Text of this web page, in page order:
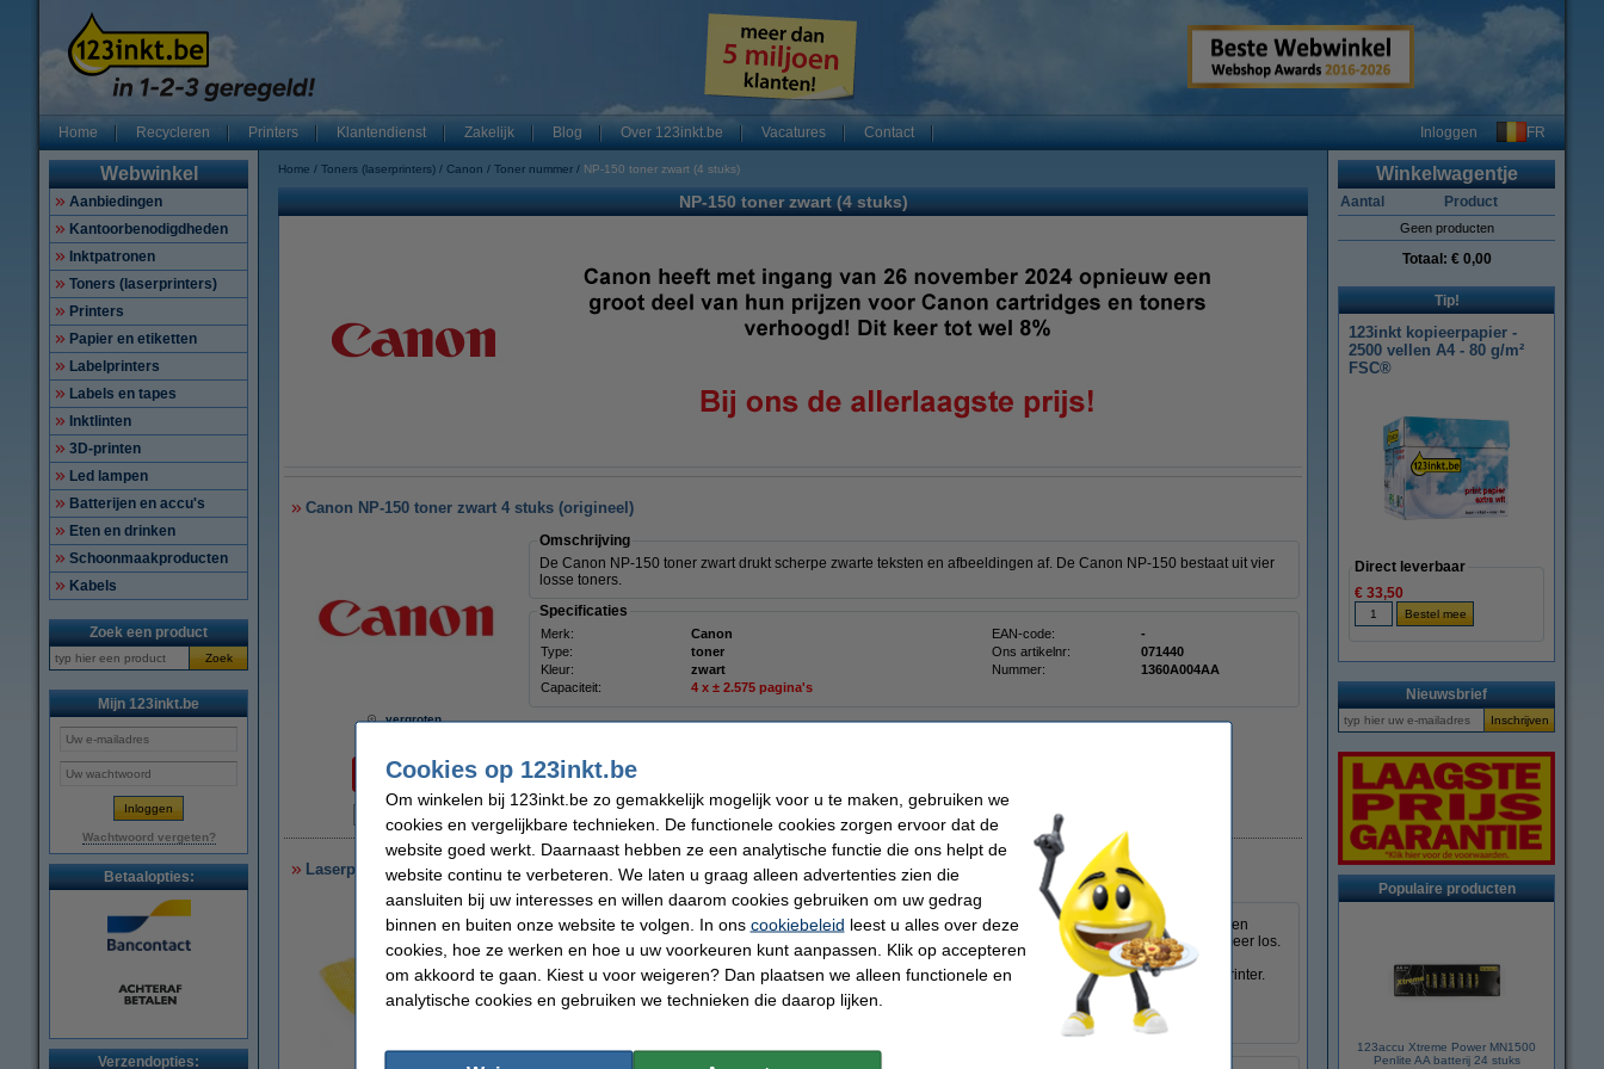
Home Recycleren Printers Klantendienst Zakelijk Blog Over 123inkt.be Vacatures Contact Inloggen FR
Webwinkel
Aanbiedingen
Kantoorbenodigdheden
Inktpatronen
Toners (laserprinters)
Printers
Papier en etiketten
Labelprinters
Labels en tapes
Inktlinten
3D-printen
Led lampen
Batterijen en accu's
Eten en drinken
Schoonmaakproducten
Kabels
Zoek een product
Zoek
Mijn 123inkt.be
Wachtwoord vergeten?
Betaalopties:
Verzendopties:
Home Toners (laserprinters) Canon Toner nummer NP-150 toner zwart (4 stuks)
NP-150 toner zwart (4 stuks)
Canon NP-150 toner zwart 4 stuks (origineel)
vergroten
Omschrijving
De Canon NP-150 toner zwart drukt scherpe zwarte teksten en afbeeldingen af. De Canon NP-150 bestaat uit vier
losse toners.
Specificaties
Merk: Canon EAN-code:
-
Type:
toner Ons artikelnr:
071440
Kleur:
zwart Nummer:
1360A004AA
Capaciteit:
4 x ± 2.575 pagina's
€ 0,027
Laserprinter reinigingsdoek
Omschrijving
Deze tonerdoek trekt tonerpoeder als een magneet aan en houdt het in de vezels vast. In tegenstelling tot een
gewone stofdoek, die het poeder alleen verspreidt of zelfs doet opwaaien, laat deze doek het poeder niet meer los.
Zelfs de kleinste tonerdeeltjes blijven plakken. Voorkom dat het lastig te verwijderen poeder op uw handen
terechtkomt. De tonerlap kan ook worden gebruikt voor het schoonmaken van de binnenkant van de laserprinter.
Voor het beste resultaat dient u de doek voor gebruik in beide richtingen op te rekken.
Specificaties
Winkelwagentje
Aantal Product
Geen producten
Totaal: € 0,00
Tip!
123inkt kopieerpapier -
2500 vellen A4 - 80 g/m²
FSC®
Direct leverbaar
€ 33,50
Nieuwsbrief
Populaire producten
123accu Xtreme Power MN1500
Penlite AA batterij 24 stuks
Cookies op 123inkt.be
Om winkelen bij 123inkt.be zo gemakkelijk mogelijk voor u te maken, gebruiken we
cookies en vergelijkbare technieken. De functionele cookies zorgen ervoor dat de
website goed werkt. Daarnaast hebben ze een analytische functie die ons helpt de
website continu te verbeteren. We laten u graag alleen advertenties zien die
aansluiten bij uw interesses en willen daarom cookies gebruiken om uw gedrag
binnen en buiten onze website te volgen. In ons cookiebeleid leest u alles over deze
cookies, hoe ze werken en hoe u uw voorkeuren kunt aanpassen. Klik op accepteren
om akkoord te gaan. Kiest u voor weigeren? Dan plaatsen we alleen functionele en
analytische cookies en gebruiken we technieken die daarop lijken.